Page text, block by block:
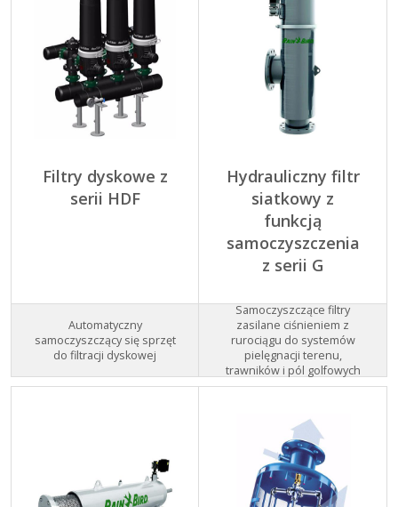
Filtry dyskowe z
serii HDF
Automatyczny
samoczyszczący się sprzęt
do filtracji dyskowej
Hydrauliczny filtr
siatkowy z
funkcją
samoczyszczenia
z serii G
Samoczyszczące filtry
zasilane ciśnieniem z
rurociągu do systemów
pielęgnacji terenu,
trawników i pól golfowych